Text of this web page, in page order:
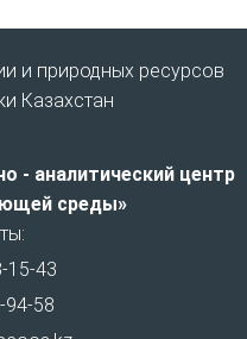
и природных ресурсов
Казахстан
- аналитический центр
среды»
15-43
94-58